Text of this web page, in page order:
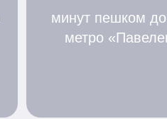
минут пешком до
метро